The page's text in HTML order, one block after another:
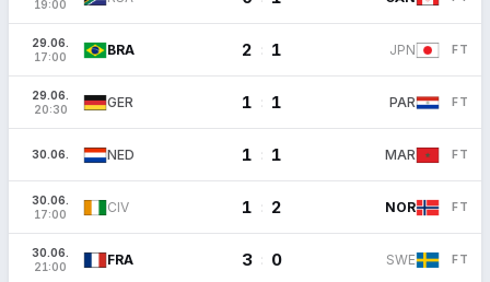
19:00
29.06.
17:00
BRA 2 : 1 JPN FT
29.06.
20:30
GER 1 : 1 PAR FT
30.06. NED 1 : 1 MAR FT
30.06.
17:00
CIV 1 : 2 NOR FT
30.06.
21:00
FRA 3 : 0 SWE FT